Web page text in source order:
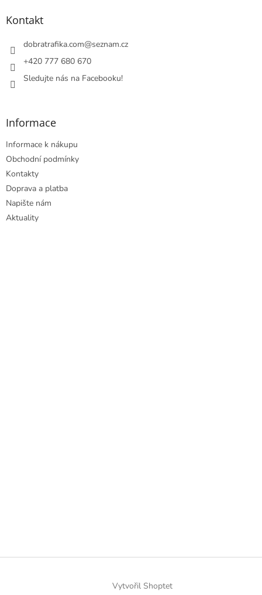
Kontakt
dobratrafika.com@seznam.cz
+420 777 680 670
Sledujte nás na Facebooku!
Informace
Informace k nákupu
Obchodní podmínky
Kontakty
Doprava a platba
Napište nám
Aktuality
Vytvořil Shoptet